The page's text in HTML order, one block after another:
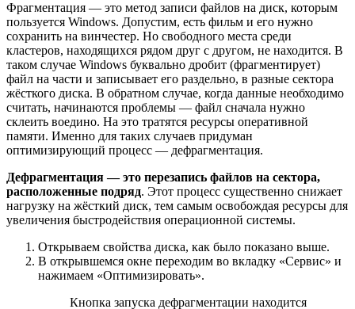
Фрагментация — это метод записи файлов на диск, которым
пользуется Windows. Допустим, есть фильм и его нужно
сохранить на винчестер. Но свободного места среди
кластеров, находящихся рядом друг с другом, не находится. В
таком случае Windows буквально дробит (фрагментирует)
файл на части и записывает его раздельно, в разные сектора
жёсткого диска. В обратном случае, когда данные необходимо
считать, начинаются проблемы — файл сначала нужно
склеить воедино. На это тратятся ресурсы оперативной
памяти. Именно для таких случаев придуман
оптимизирующий процесс — дефрагментация.
Дефрагментация — это перезапись файлов на сектора,
расположенные подряд. Этот процесс существенно снижает
нагрузку на жёсткий диск, тем самым освобождая ресурсы для
увеличения быстродействия операционной системы.
Открываем свойства диска, как было показано выше.
В открывшемся окне переходим во вкладку «Сервис» и
нажимаем «Оптимизировать».
Кнопка запуска дефрагментации находится